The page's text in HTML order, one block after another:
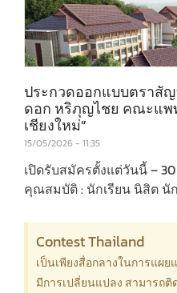
ประกวดออกแบบตราสั
ดอก หริภุญไชย คณะแพ
เชียงใหม่”
15/05/2026 11:35
เปิดรับสมัครตั้งแต่วันนี้ –
คุณสมบัติ : นักเรียน นิสิต นั
Contest Thailand
เป็นเพียงสื่อกลางในการแผ
มีการเปลี่ยนแปลง สามารถ